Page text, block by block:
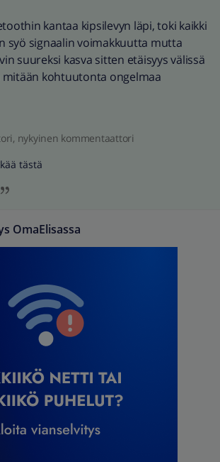
kantaa kipsilevyn läpi, toki kaikki
syö signaalin voimakkuutta mutta
suureksi kasva sitten etäisyys välissä
kohtuutonta ongelmaa
nykyinen kommentaattori
tästä
OmaElisassa